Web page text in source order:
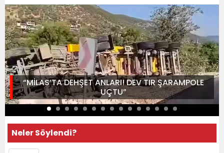
“MİLAS’TA DEHŞET ANLARI! DEV TIR ŞARAMPOLE
UÇTU”
Neler Söylendi?